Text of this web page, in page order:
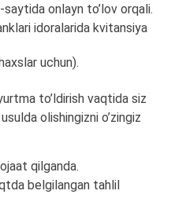
onlayn to’lov orqali.
idoralarida kvitansiya
uchun).
to’ldirish vaqtida siz
olishingizni o’zingiz
qilganda.
belgilangan tahlil